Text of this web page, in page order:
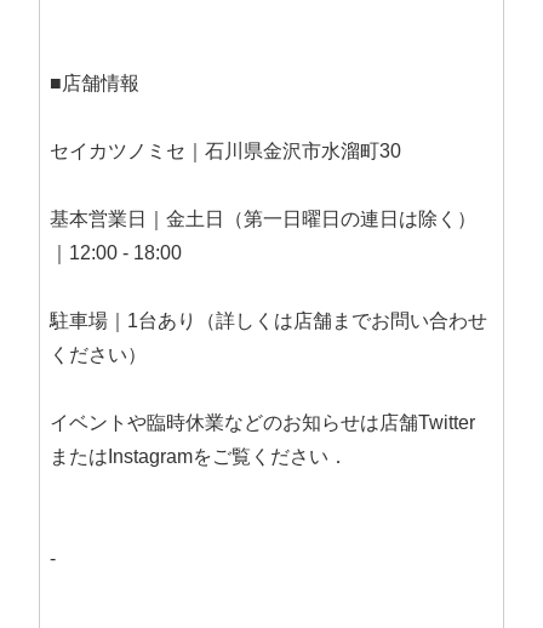
■店舗情報
セイカツノミセ｜石川県金沢市水溜町30
基本営業日｜金土日（第一日曜日の連日は除く）
｜12:00 - 18:00
駐車場｜1台あり（詳しくは店舗までお問い合わせ
ください）
イベントや臨時休業などのお知らせは店舗Twitter
またはInstagramをご覧ください．
-